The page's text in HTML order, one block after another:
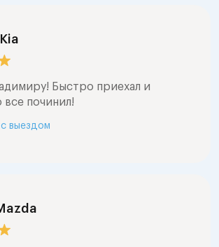
Kia
Быстро приехал и
все починил!
выездом